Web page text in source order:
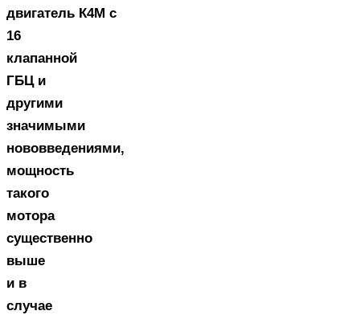
двигатель К4М с
16
клапанной
ГБЦ и
другими
значимыми
нововведениями,
мощность
такого
мотора
существенно
выше
и в
случае